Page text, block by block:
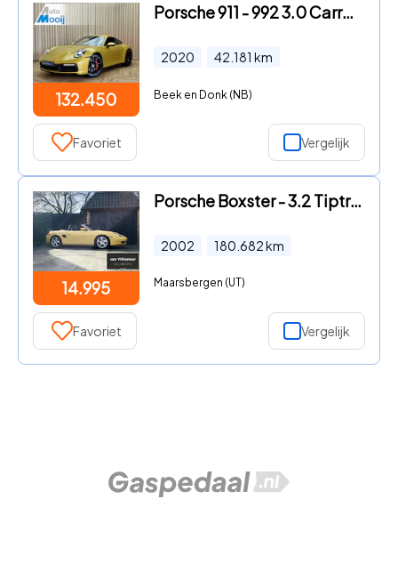
132.450
Porsche 911 - 992 3.0 Carrera S / 450 PK / Paint to Sample / PTS Yellow St
2020 42.181 km
Beek en Donk (NB)
Favoriet Vergelijk
14.995
Porsche Boxster - 3.2 Tiptronic 2002 - LEDER / SPEED YELLOW
2002 180.682km
Maarsbergen (UT)
Favoriet Vergelijk